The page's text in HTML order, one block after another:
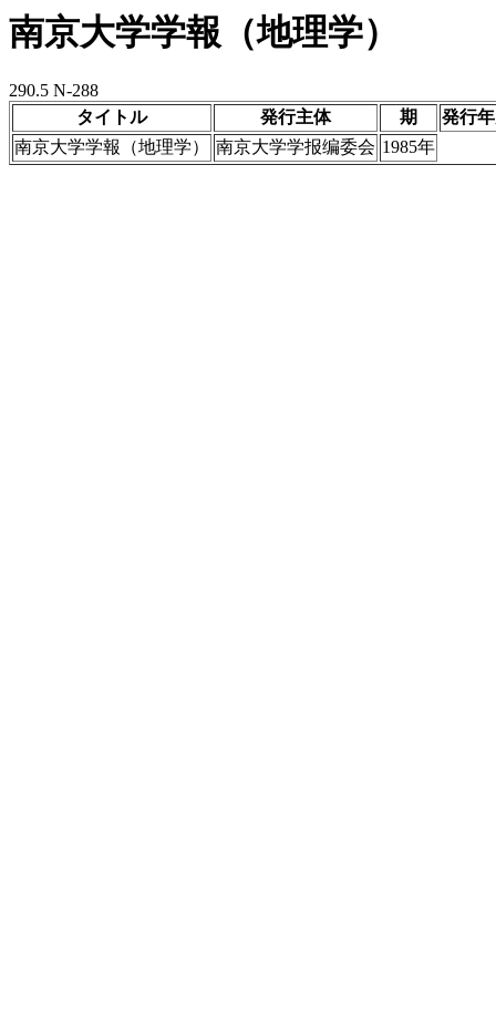
南京大学学報（地理学）
290.5 N-288
タイトル
発行主体 期
発行
南京大学学報（地理学）
南京大学学报编委会 1985年